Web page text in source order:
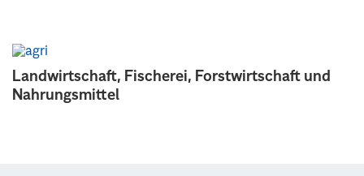
Landwirtschaft, Fischerei, Forstwirtschaft und
Nahrungsmittel